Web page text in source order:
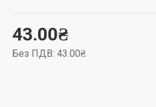
43.00₴
Без ПДВ: 43.00₴